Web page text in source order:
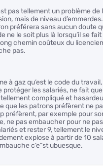
pas tellement un problème de
mais de niveau
préférera sans aucun doute
ne le soit plus là lorsqu’il se
chemin coûteux du
pas.
à gaz qu’est le code du
protéger les salariés, ne fait
compliqué et
que les patrons préfèrent ne
préfèrent, par exemple pour
ne pas embaucher pour ne
et rester 9, tellement le
explose à partir de 10
c’e”st ubuesque.